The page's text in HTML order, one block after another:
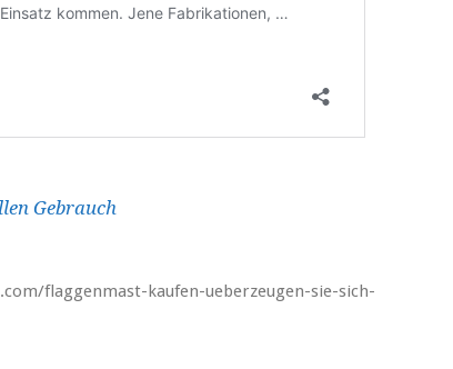
Gebrauch
flaggenmast-kaufen-ueberzeugen-sie-sich-